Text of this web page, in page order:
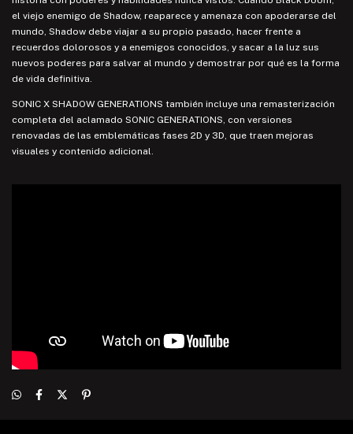
el viejo enemigo de Shadow, reaparece y amenaza con apoderarse del
mundo, Shadow debe viajar a su propio pasado, hacer frente a
recuerdos dolorosos y a enemigos conocidos, y sacar a la luz sus
nuevos poderes para salvar al mundo y demostrar por qué es la forma
de vida definitiva.
SONIC X SHADOW GENERATIONS también incluye una remasterización
completa del aclamado SONIC GENERATIONS, con versiones
renovadas de las emblemáticas fases 2D y 3D, que traen mejoras
visuales y contenido adicional.